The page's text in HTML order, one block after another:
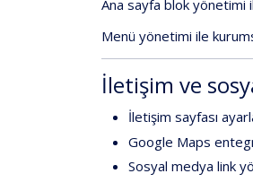
Ana sayfa blok yönetimi
Menü yönetimi ile
İletişim ve
İletişim sayfası
Google Maps
Sosyal medya link